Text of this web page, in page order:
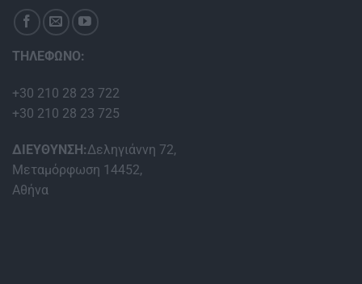
ΤΗΛΕΦΩΝΟ:
+30 210 28 23 722
+30 210 28 23 725
ΔΙΕΥΘΥΝΣΗ:Δεληγιάννη 72,
Μεταμόρφωση 14452,
Αθήνα